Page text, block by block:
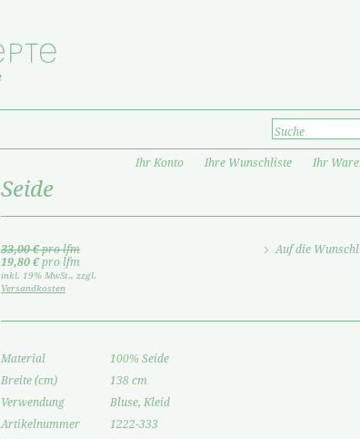
Ihr Konto Ihre Wunschliste Ihr
Seide
Auf die
33,00 €pro lfm
19,80 €pro lfm
inkl. 19% MwSt., zzgl.
Versandkosten
Material
100% Seide
Breite (cm)
138 cm
Verwendung
Bluse, Kleid
Artikelnummer
1222-333